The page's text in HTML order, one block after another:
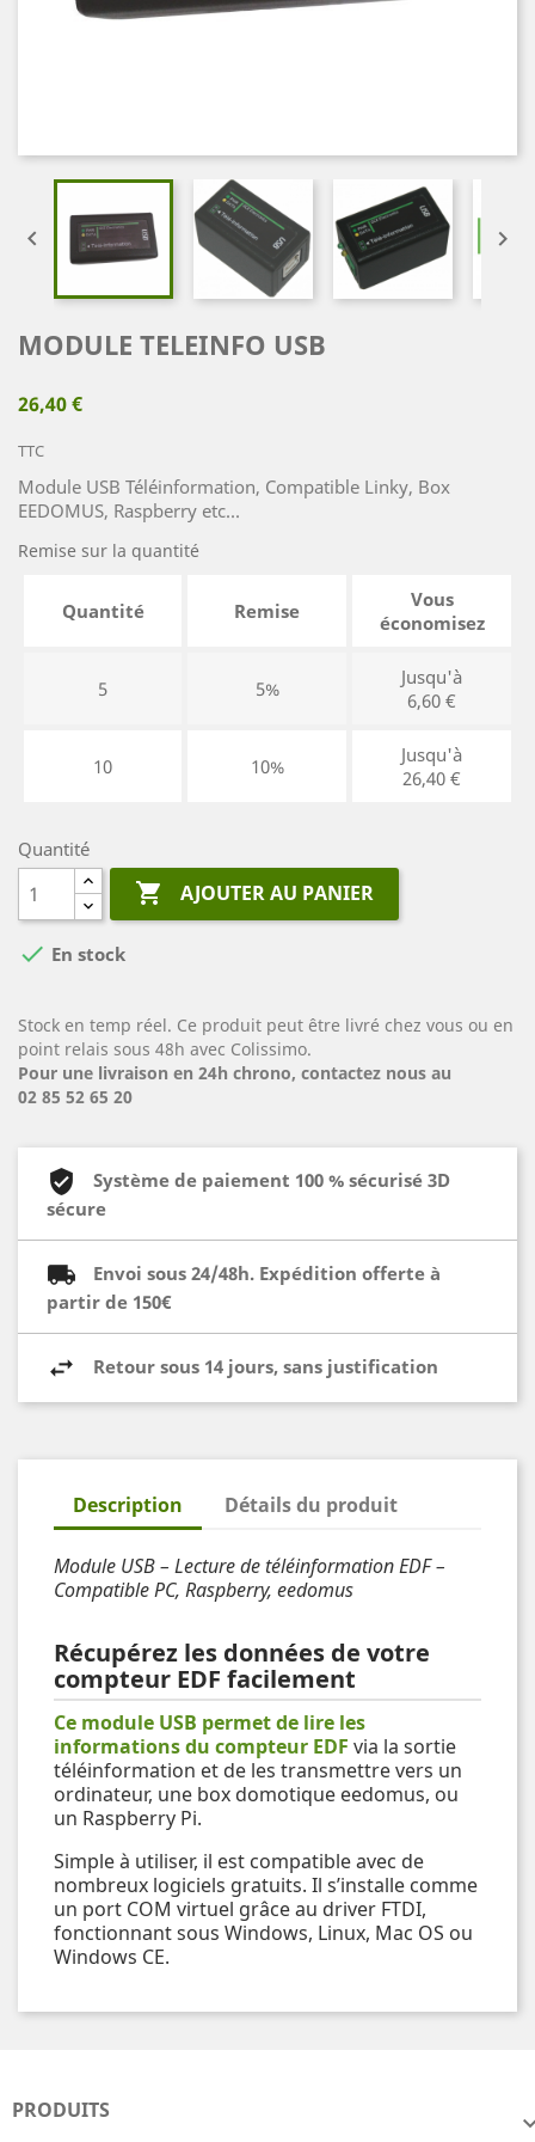
 
MODULE TELEINFO USB
26,40 €
TTC
Module USB Téléinformation, Compatible Linky, Box
EEDOMUS, Raspberry etc...
Remise sur la quantité
Quantité Remise
Vous
économisez
5 5%
Jusqu'à
6,60 €
10 10%
Jusqu'à
26,40 €
Quantité
 AJOUTER AU PANIER
 En stock
Stock en temp réel. Ce produit peut être livré chez vous ou en
point relais sous 48h avec Colissimo.
Pour une livraison en 24h chrono, contactez nous au
02 85 52 65 20
Système de paiement 100 % sécurisé 3D
sécure
Envoi sous 24/48h. Expédition offerte à
partir de 150€
Retour sous 14 jours, sans justification
Description Détails du produit
Module USB – Lecture de téléinformation EDF –
Compatible PC, Raspberry, eedomus
Récupérez les données de votre
compteur EDF facilement
Ce module USB permet de lire les
informations du compteur EDF via la sortie
téléinformation et de les transmettre vers un
ordinateur, une box domotique eedomus, ou
un Raspberry Pi.
Simple à utiliser, il est compatible avec de
nombreux logiciels gratuits. Il s’installe comme
un port COM virtuel grâce au driver FTDI,
fonctionnant sous Windows, Linux, Mac OS ou
Windows CE.
PRODUITS